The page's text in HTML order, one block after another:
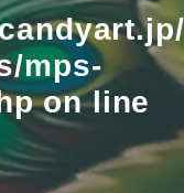
mps-
on line